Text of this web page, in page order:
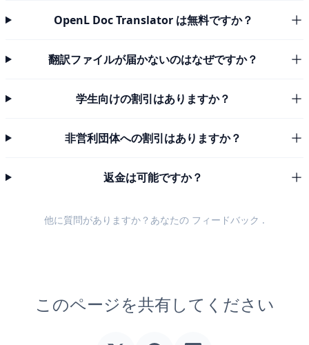
OpenL Doc Translator は無料ですか？
翻訳ファイルが届かないのはなぜですか？
学生向けの割引はありますか？
非営利団体への割引はありますか？
返金は可能ですか？
他に質問がありますか？あなたの フィードバック .
このページを共有してください